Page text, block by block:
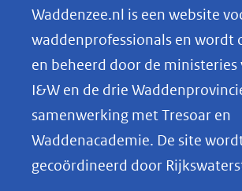
n
o
p
k
e
Waddenzee.nl is een website
waddenprofessionals en wordt
en beheerd door de ministeries
I&W en de drie
samenwerking met Tresoar en
Waddenacademie. De site
gecoördineerd door